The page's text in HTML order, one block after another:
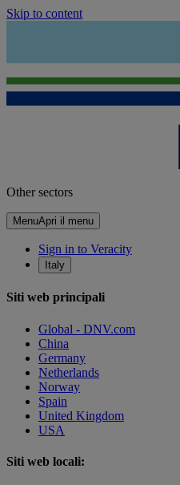
Skip to content
Other sectors
MenuApri il menu
Sign in to Veracity
Italy
Siti web principali
Global - DNV.com
China
Germany
Netherlands
Norway
Spain
United Kingdom
USA
Siti web locali: